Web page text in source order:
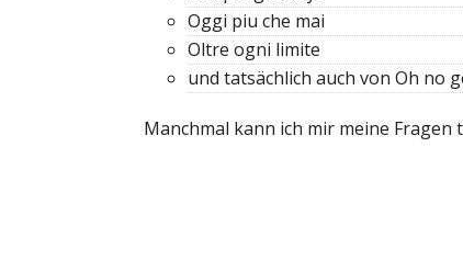
Oggi piu che mai
Oltre ogni limite
und tatsächlich auch von Oh no
Manchmal kann ich mir meine